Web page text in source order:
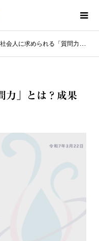
社会人に求められる「質問力」とは？成果を左右する力の鍛え方
力」とは？成果